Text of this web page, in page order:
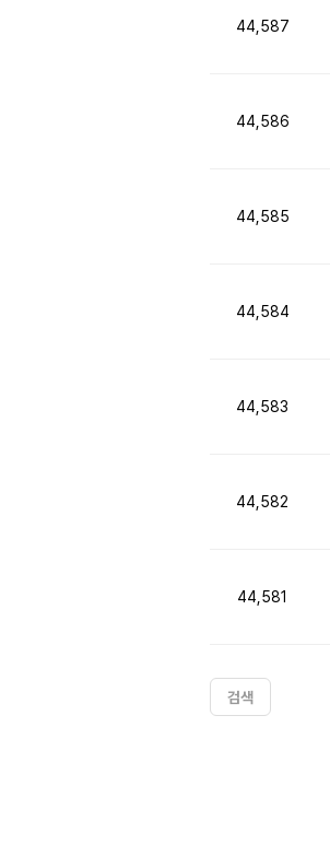
44,587
44,586
44,585
44,584
44,583
44,582
44,581
검색